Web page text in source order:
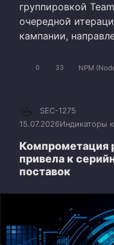
группировкой
очередной
кампании,
0 33 NPM
SEC-1275
15.07.2026Индикаторы
Компрометация
привела к
поставок